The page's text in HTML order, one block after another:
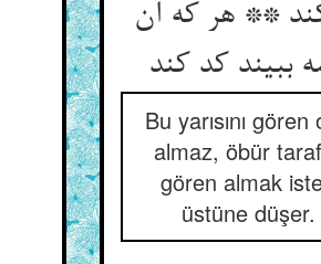
** هر که آن
ببیند کد کند
Bu yarısını gören
almaz, öbür
gören almak
üstüne düşer.